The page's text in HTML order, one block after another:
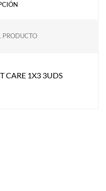
PRODUCTO
CARE 1X3 3UDS